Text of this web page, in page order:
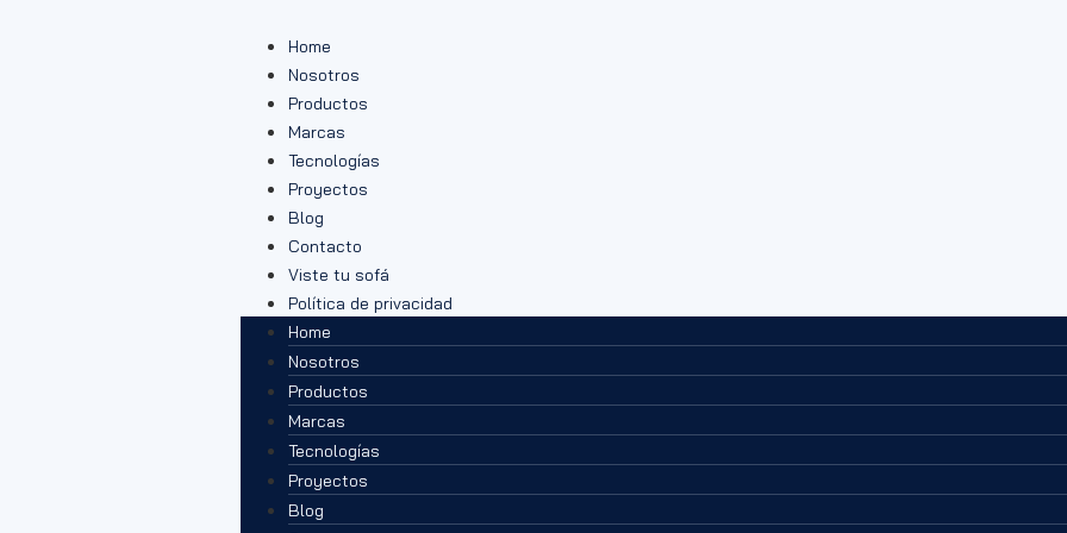
Home
Nosotros
Productos
Marcas
Tecnologías
Proyectos
Blog
Contacto
Viste tu sofá
Política de privacidad
Home
Nosotros
Productos
Marcas
Tecnologías
Proyectos
Blog